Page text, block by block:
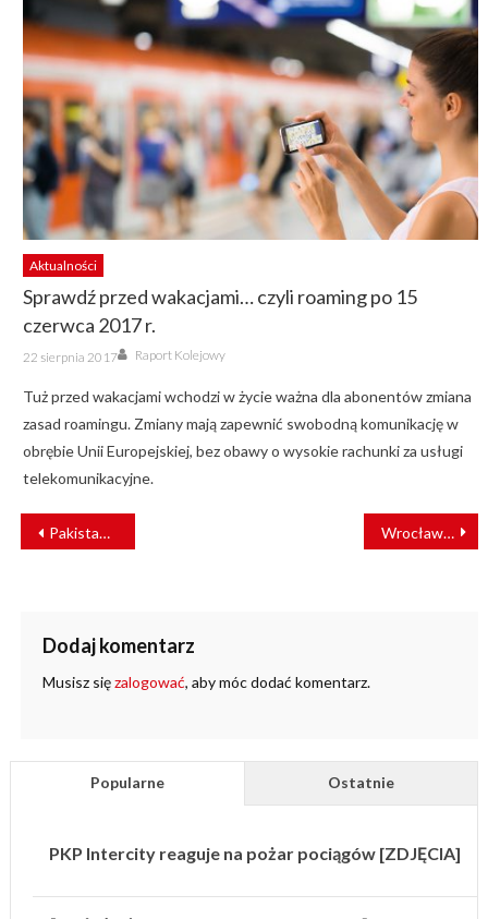
Aktualności
Sprawdź przed wakacjami… czyli roaming po 15
czerwca 2017 r.
Posted
on
22 sierpnia 2017 Author
Raport Kolejowy
Tuż przed wakacjami wchodzi w życie ważna dla abonentów zmiana
zasad roamingu. Zmiany mają zapewnić swobodną komunikację w
obrębie Unii Europejskiej, bez obawy o wysokie rachunki za usługi
telekomunikacyjne.
NAWIGACJA
WPISU
Pakistan: rekordy na kolei Wrocławski tramwaj zlicytowany dla WOŚP
Dodaj komentarz
Musisz sięzalogować, aby móc dodać komentarz.
Popularne Ostatnie
PKP Intercity reaguje na pożar pociągów [ZDJĘCIA]